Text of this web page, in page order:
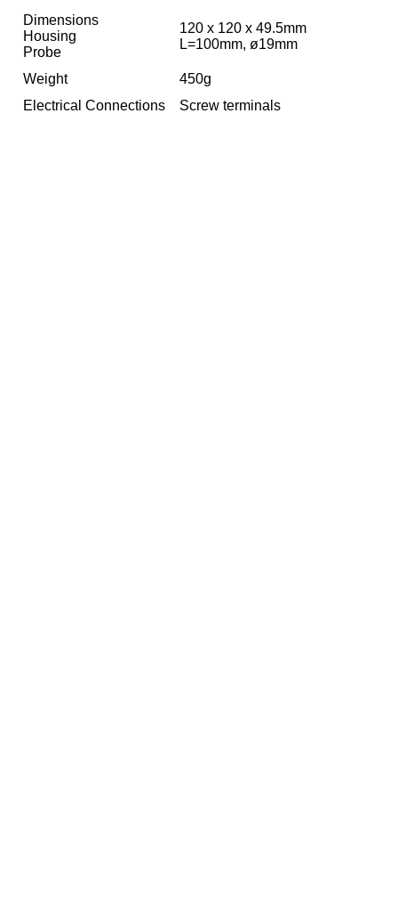
Dimensions
Housing
Probe
120 x 120 x 49.5mm
L=100mm, ø19mm
Weight
450g
Electrical Connections
Screw terminals